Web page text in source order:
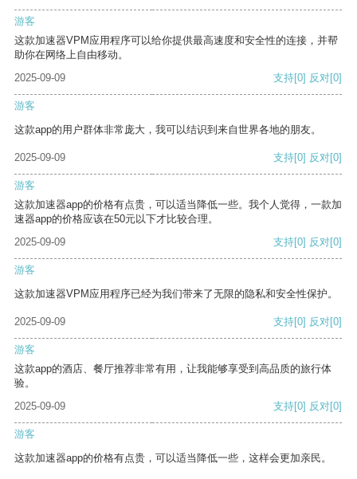
游客
这款加速器VPM应用程序可以给你提供最高速度和安全性的连接，并帮
助你在网络上自由移动。
2025-09-09
支持[0] 反对[0]
游客
这款app的用户群体非常庞大，我可以结识到来自世界各地的朋友。
2025-09-09 支持[0] 反对[0]
游客
这款加速器app的价格有点贵，可以适当降低一些。我个人觉得，一款加
速器app的价格应该在50元以下才比较合理。
2025-09-09
支持[0] 反对[0]
游客
这款加速器VPM应用程序已经为我们带来了无限的隐私和安全性保护。
2025-09-09 支持[0] 反对[0]
游客
这款app的酒店、餐厅推荐非常有用，让我能够享受到高品质的旅行体
验。
2025-09-09
支持[0] 反对[0]
游客
这款加速器app的价格有点贵，可以适当降低一些，这样会更加亲民。